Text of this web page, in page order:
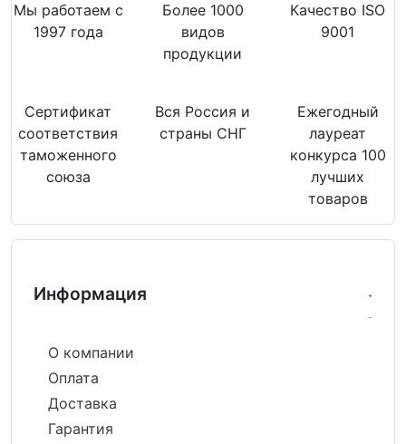
Мы работаем с
1997 года
Более 1000
видов
продукции
Качество ISO
9001
Сертификат
соответствия
таможенного
союза
Вся Россия и
страны СНГ
Ежегодный
лауреат
конкурса 100
лучших
товаров
Информация
О компании
Оплата
Доставка
Гарантия